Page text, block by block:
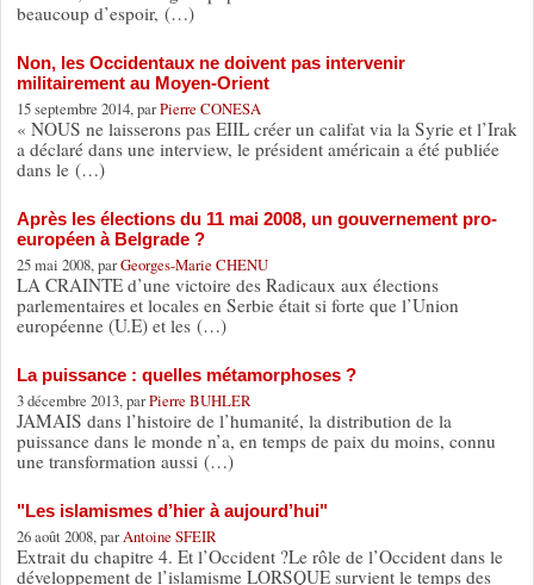
beaucoup d’espoir, (…)
Non, les Occidentaux ne doivent pas intervenir
militairement au Moyen-Orient
15 septembre 2014, parPierre CONESA
« NOUS ne laisserons pas EIIL créer un califat via la Syrie et l’Irak
a déclaré dans une interview, le président américain a été publiée
dans le (…)
Après les élections du 11 mai 2008, un gouvernement pro-
européen à Belgrade ?
25 mai 2008, parGeorges-Marie CHENU
LA CRAINTE d’une victoire des Radicaux aux élections
parlementaires et locales en Serbie était si forte que l’Union
européenne (U.E) et les (…)
La puissance : quelles métamorphoses ?
3 décembre 2013, parPierre BUHLER
JAMAIS dans l’histoire de l’humanité, la distribution de la
puissance dans le monde n’a, en temps de paix du moins, connu
une transformation aussi (…)
"Les islamismes d’hier à aujourd’hui"
26 août 2008, parAntoine SFEIR
Extrait du chapitre 4. Et l’Occident ?Le rôle de l’Occident dans le
développement de l’islamisme LORSQUE survient le temps des